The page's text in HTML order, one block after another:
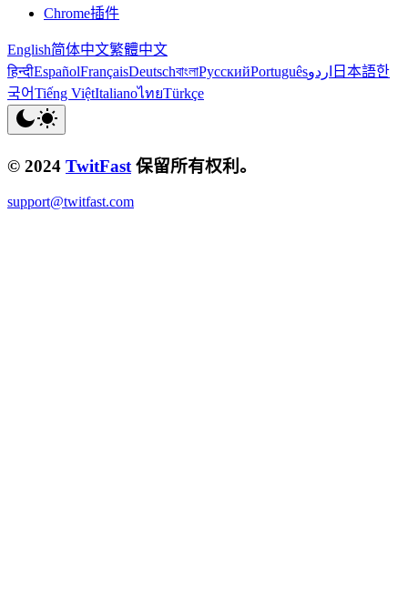
Chrome插件
English简体中文繁體中文
हिन्दीEspañolFrançaisDeutschবাংলাРусскийPortuguêsاردو 日本語한
국어Tiếng ViệtItalianoไทยTürkçe
© 2024 TwitFast 保留所有权利。
support@twitfast.com